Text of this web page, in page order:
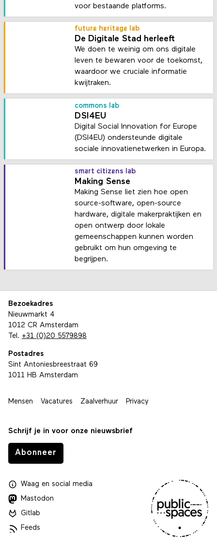
voor bestaande platforms.
future heritage lab
De Digitale Stad herleeft
We doen te weinig om ons digitale
leven te bewaren voor de toekomst,
waardoor we cruciale informatie
kwijtraken.
commons lab
DSI4EU
Digital Social Innovation for Europe
(DSI4EU) ondersteunde digitale
sociale innovatienetwerken in Europa.
smart citizens lab
Making Sense
Making Sense liet zien hoe open
source-software, open-source
hardware, digitale makerpraktijken en
open ontwerp door lokale
gemeenschappen kunnen worden
gebruikt om hun omgeving te
begrijpen.
Bezoekadres
Nieuwmarkt 4
1012 CR Amsterdam
Tel. +31 (0)20 5579898
Postadres
Sint Antoniesbreestraat 69
1011 HB Amsterdam
Mensen Vacatures Zaalverhuur Privacy
Schrijf je in voor onze nieuwsbrief
Abonneer
Waagen social media
Mastodon
Gitlab
Feeds